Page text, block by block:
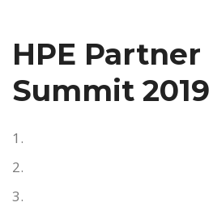
HPE Partner
Summit 2019